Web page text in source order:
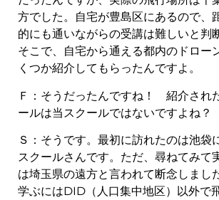
方でした。自宅が豊島区にあるので、
的にも通いながらの受講は難しいと判
そこで、自宅から通える都内のドロー
くつか紹介してもらったんですよ。
Ｆ：そうだったんですね！ 紹介され
ールは当スクールではないですよね？
Ｓ：そうです。最初に訪れたのは池袋
スクールさんです。ただ、尋ねてみて
は埼玉県の遠方と言われて断念しまし
学ぶにはDID（人口集中地区）以外で